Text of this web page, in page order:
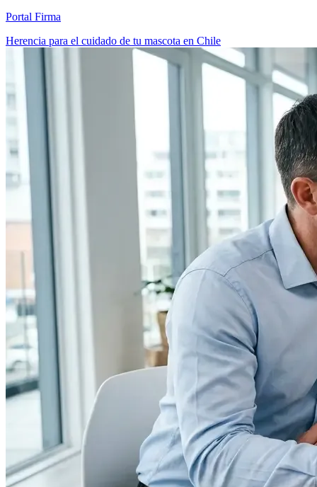
Portal Firma
Herencia para el cuidado de tu mascota en Chile